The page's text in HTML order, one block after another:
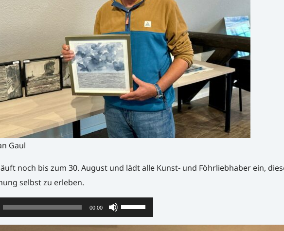
Gaul
noch bis zum 30. August und lädt alle Kunst- und Föhrliebhaber ein,
selbst zu erleben.
00:00
Pfeiltasten
Hoch/Runter